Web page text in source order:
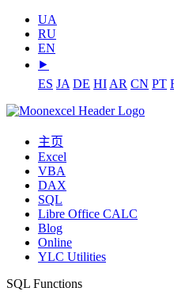
UA
RU
EN
⯈
ES JA DE HI AR CN PT
主页
Excel
VBA
DAX
SQL
Libre Office CALC
Blog
Online
YLC Utilities
SQL Functions